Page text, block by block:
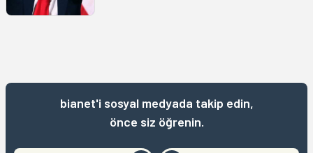
bianet'i sosyal medyada takip edin,
önce siz öğrenin.